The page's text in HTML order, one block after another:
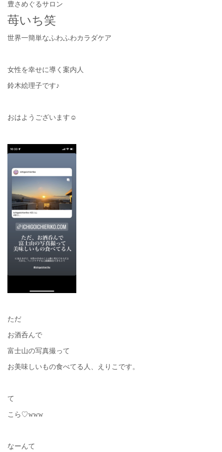
豊さめぐるサロン
苺いち笑
世界一簡単なふわふわカラダケア
女性を幸せに導く案内人
鈴木絵理子です♪
おはようございます☺︎
ただ
お酒呑んで
富士山の写真撮って
お美味しいもの食べてる人、えりこです。
て
こら♡www
なーんて